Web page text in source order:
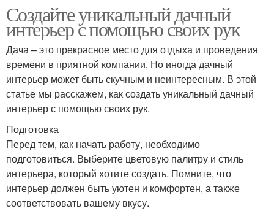
Создайте уникальный дачный
интерьер с помощью своих рук
Дача – это прекрасное место для отдыха и проведения
времени в приятной компании. Но иногда дачный
интерьер может быть скучным и неинтересным. В этой
статье мы расскажем, как создать уникальный дачный
интерьер с помощью своих рук.
Подготовка
Перед тем, как начать работу, необходимо
подготовиться. Выберите цветовую палитру и стиль
интерьера, который хотите создать. Помните, что
интерьер должен быть уютен и комфортен, а также
соответствовать вашему вкусу.